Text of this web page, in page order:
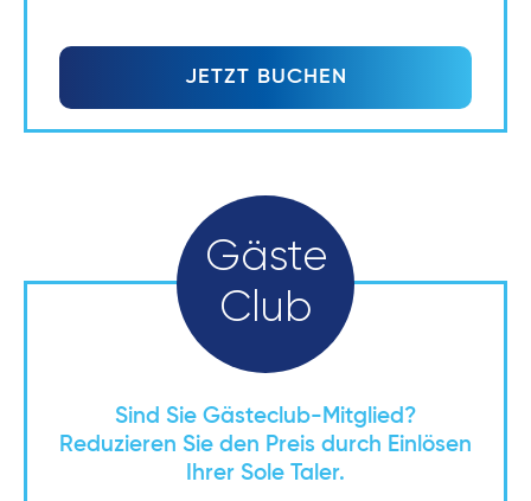
JETZT BUCHEN
Gäste
Club
Sind Sie Gästeclub-Mitglied?
Reduzieren Sie den Preis durch Einlösen
Ihrer Sole Taler.